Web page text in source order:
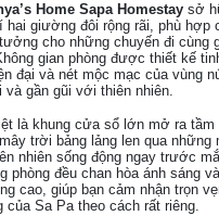
Home Sapa Homestay sở
hai giường đôi rộng rãi, phù hợp
cho những chuyến đi cùng
gian phòng được thiết kế
đại và nét mộc mạc của vùng
gần gũi với thiên nhiên.
là khung cửa sổ lớn mở ra tầm
trời bảng lảng len qua những
nhiên sống động ngay trước
phòng đều chan hòa ánh sáng
cao, giúp bạn cảm nhận trọn
của Sa Pa theo cách rất riêng.